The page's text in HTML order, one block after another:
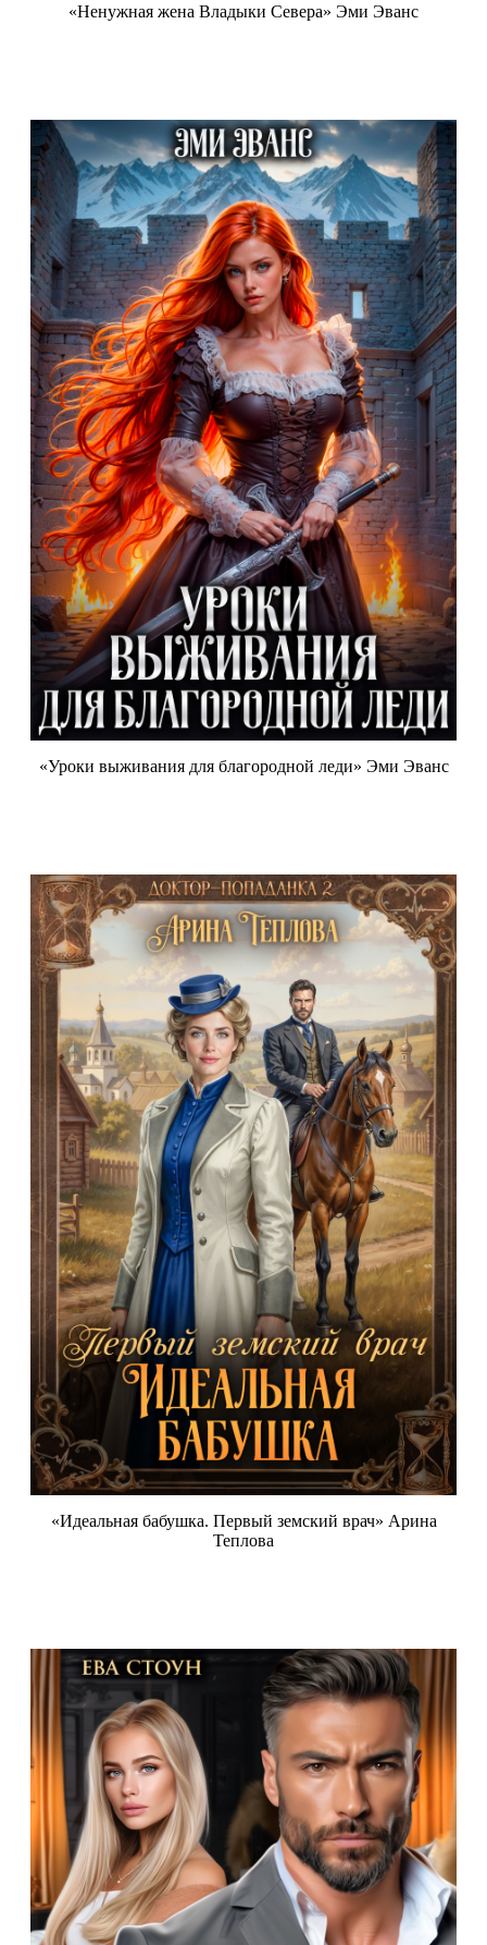
«Ненужная жена Владыки Севера» Эми Эванс
«Уроки выживания для благородной леди» Эми Эванс
«Идеальная бабушка. Первый земский врач» Арина
Теплова